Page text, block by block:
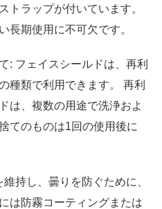
トラップが付いています。
長期使用に不可欠です。
: フェイスシールドは、再利
種類で利用できます。 再利
は、複数の用途で洗浄およ
てのものは1回の使用後に
持し、曇りを防ぐために、
は防霧コーティングまたは